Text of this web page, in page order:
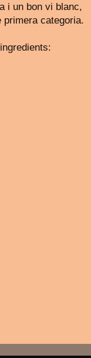
i un bon vi blanc,
categoria.